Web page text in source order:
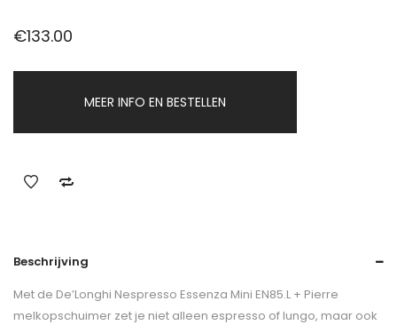
€133.00
MEER INFO EN BESTELLEN
Beschrijving
Met de De’Longhi Nespresso Essenza Mini EN85.L + Pierre
melkopschuimer zet je niet alleen espresso of lungo, maar ook